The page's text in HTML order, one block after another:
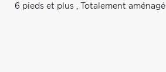
6 pieds et plus , Totalement aménagé